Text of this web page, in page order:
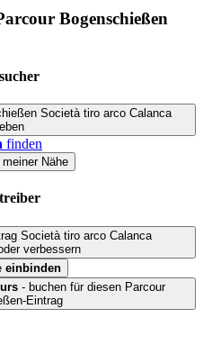
Bogenschießen
Società tiro arco Calanca
finden
Nähe
Società tiro arco Calanca
verbessern
einbinden
- buchen für diesen Parcour
Eintrag